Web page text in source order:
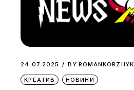
24.07.2025 BY ROMANKORZHYK
КРЕАТИВ НОВИНИ